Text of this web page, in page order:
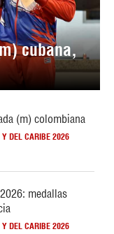
cubana,
(m) colombiana
Y DEL CARIBE 2026
medallas
Y DEL CARIBE 2026